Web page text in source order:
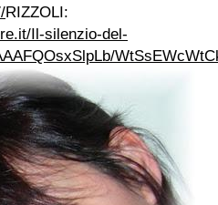
RIZZOLI:
Il-silenzio-del-